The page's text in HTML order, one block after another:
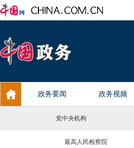
党中央机构
最高人民检察院